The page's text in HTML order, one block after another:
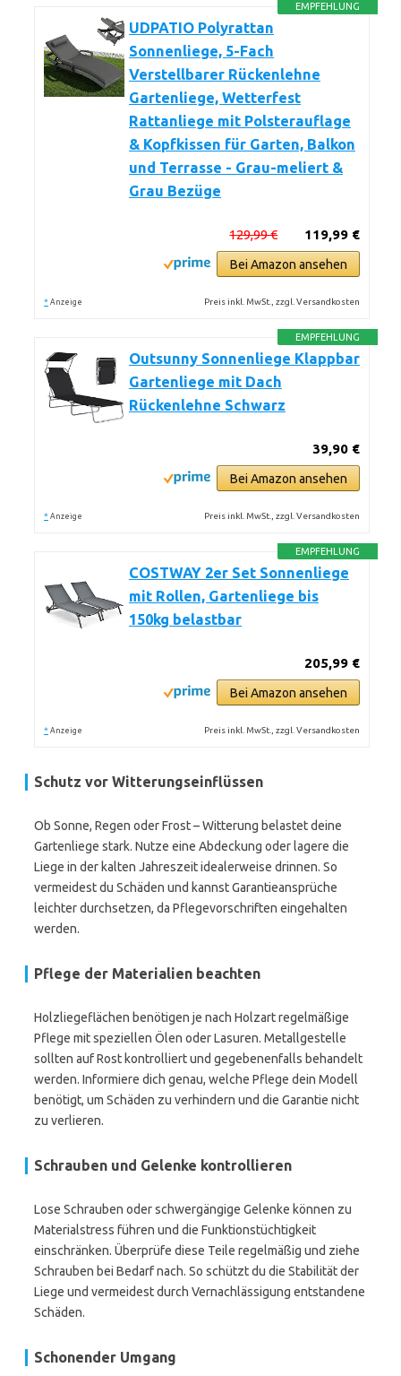
EMPFEHLUNG
UDPATIO Polyrattan
Sonnenliege, 5-Fach
Verstellbarer Rückenlehne
Gartenliege, Wetterfest
Rattanliege mit Polsterauflage
& Kopfkissen für Garten, Balkon
und Terrasse - Grau-meliert &
Grau Bezüge
119,99 €
129,99 €
Bei Amazon ansehen
* Anzeige Preis inkl. MwSt., zzgl. Versandkosten
EMPFEHLUNG
Outsunny Sonnenliege Klappbar
Gartenliege mit Dach
Rückenlehne Schwarz
39,90 €
Bei Amazon ansehen
* Anzeige Preis inkl. MwSt., zzgl. Versandkosten
EMPFEHLUNG
COSTWAY 2er Set Sonnenliege
mit Rollen, Gartenliege bis
150kg belastbar
205,99 €
Bei Amazon ansehen
* Anzeige Preis inkl. MwSt., zzgl. Versandkosten
Schutz vor Witterungseinflüssen
Ob Sonne, Regen oder Frost – Witterung belastet deine
Gartenliege stark. Nutze eine Abdeckung oder lagere die
Liege in der kalten Jahreszeit idealerweise drinnen. So
vermeidest du Schäden und kannst Garantieansprüche
leichter durchsetzen, da Pflegevorschriften eingehalten
werden.
Pflege der Materialien beachten
Holzliegeflächen benötigen je nach Holzart regelmäßige
Pflege mit speziellen Ölen oder Lasuren. Metallgestelle
sollten auf Rost kontrolliert und gegebenenfalls behandelt
werden. Informiere dich genau, welche Pflege dein Modell
benötigt, um Schäden zu verhindern und die Garantie nicht
zu verlieren.
Schrauben und Gelenke kontrollieren
Lose Schrauben oder schwergängige Gelenke können zu
Materialstress führen und die Funktionstüchtigkeit
einschränken. Überprüfe diese Teile regelmäßig und ziehe
Schrauben bei Bedarf nach. So schützt du die Stabilität der
Liege und vermeidest durch Vernachlässigung entstandene
Schäden.
Schonender Umgang